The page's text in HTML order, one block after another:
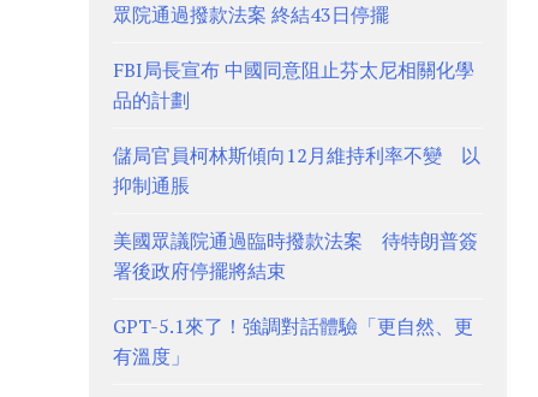
眾院通過撥款法案 終結43日停擺
FBI局長宣布 中國同意阻止芬太尼相關化學
品的計劃
儲局官員柯林斯傾向12月維持利率不變 以
抑制通脹
美國眾議院通過臨時撥款法案 待特朗普簽
署後政府停擺將結束
GPT-5.1來了！強調對話體驗「更自然、更
有溫度」